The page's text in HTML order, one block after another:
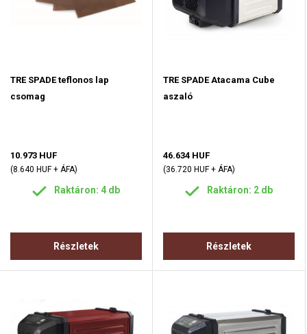
TRE SPADE teflonos lap
csomag
10.973 HUF
(8.640 HUF + ÁFA)
Raktáron: 4 db
Részletek
TRE SPADE Atacama Cube
aszaló
46.634 HUF
(36.720 HUF + ÁFA)
Raktáron: 2 db
Részletek